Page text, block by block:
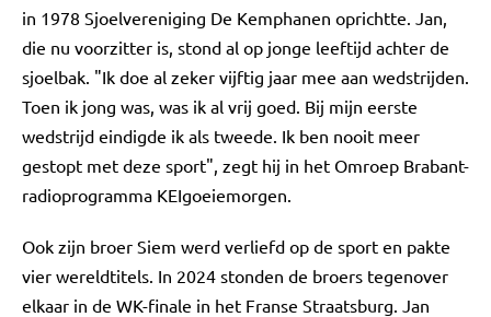
in 1978 Sjoelvereniging De Kemphanen oprichtte. Jan,
die nu voorzitter is, stond al op jonge leeftijd achter de
sjoelbak. "Ik doe al zeker vijftig jaar mee aan wedstrijden.
Toen ik jong was, was ik al vrij goed. Bij mijn eerste
wedstrijd eindigde ik als tweede. Ik ben nooit meer
gestopt met deze sport", zegt hij in het Omroep Brabant-
radioprogramma KEIgoeiemorgen.
Ook zijn broer Siem werd verliefd op de sport en pakte
vier wereldtitels. In 2024 stonden de broers tegenover
elkaar in de WK-finale in het Franse Straatsburg. Jan